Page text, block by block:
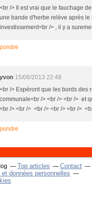
<br /> Il est vrai que le fauchage
une bande d'herbe relève après
investissement<br /> , il y a
yvon 15/06/2013 22:48
<br /> Espéront que les bords des
communale<br /> <br /> <br /> et
<br /> <br /> <br /> <br /> <br />
Top articles
Contact
données personnelles